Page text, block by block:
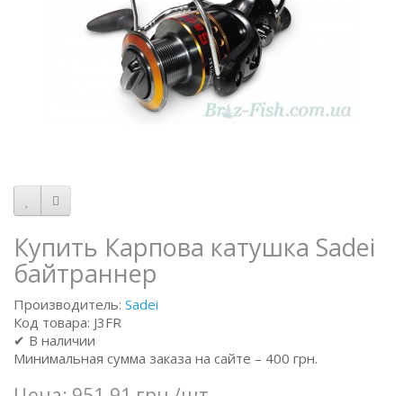
Купить Карпова катушка Sadei
байтраннер
Производитель: Sadei
Код товара: J3FR
✔ В наличии
Минимальная сумма заказа на сайте – 400 грн.